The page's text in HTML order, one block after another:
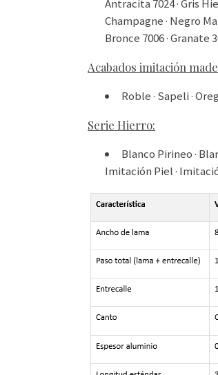
Antracita 7024 · Gris
Champagne · Negro
Bronce 7006 · Granate
Acabados imitación
Roble · Sapeli ·
Serie Hierro:
Blanco Pirineo ·
Imitación Piel ·